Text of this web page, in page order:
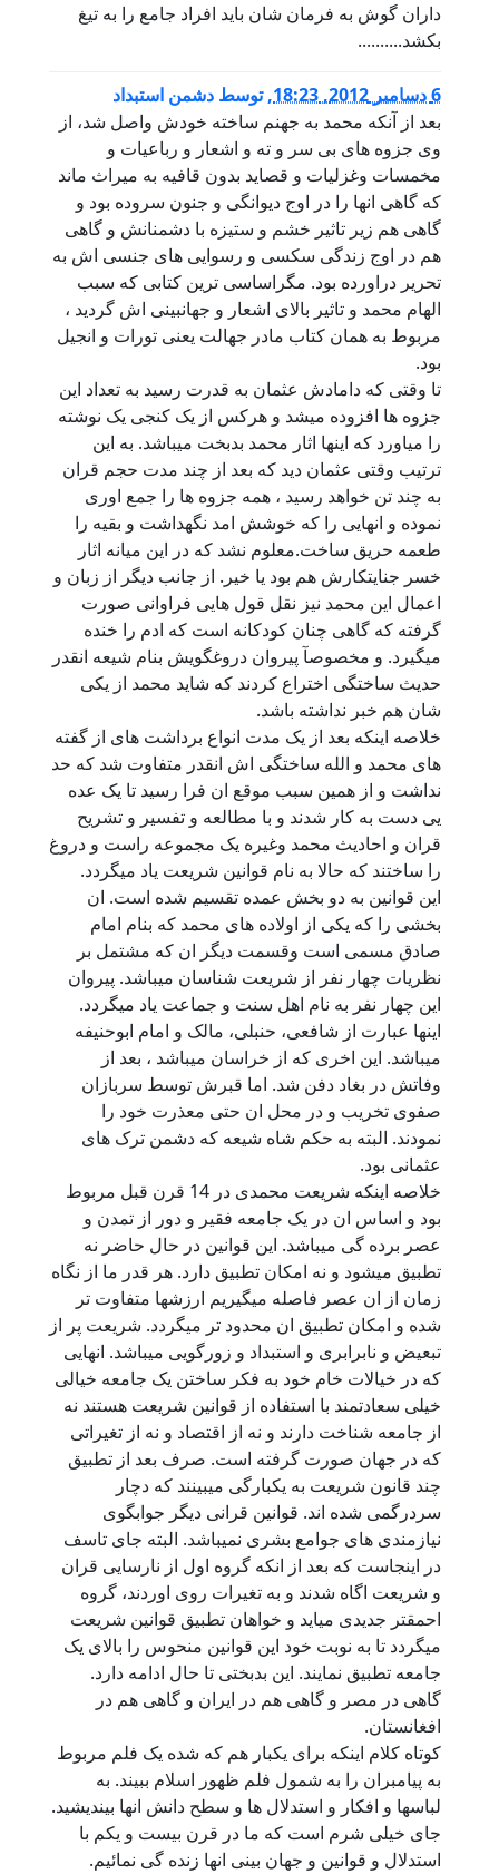
داران گوش به فرمان شان باید افراد جامع را به تیغ
بکشد..........
6 دسامبر 2012, 18:23 ,توسط دشمن استبداد
بعد از آنکه محمد به جهنم ساخته خودش واصل شد، از
وی جزوه های بی سر و ته و اشعار و رباعیات و
مخمسات وغزلیات و قصاید بدون قافیه به میراث ماند
که گاهی انها را در اوج دیوانگی و جنون سروده بود و
گاهی هم زیر تاثیر خشم و ستیزه با دشمنانش و گاهی
هم در اوج زندگی سکسی و رسوایی های جنسی اش به
تحریر دراورده بود. مگراساسی ترین کتابی که سبب
الهام محمد و تاثیر بالای اشعار و جهانبینی اش گردید ،
مربوط به همان کتاب مادر جهالت یعنی تورات و انجیل
بود.
تا وقتی که دامادش عثمان به قدرت رسید به تعداد این
جزوه ها افزوده میشد و هرکس از یک کنجی یک نوشته
را میاورد که اینها اثار محمد بدبخت میباشد. به این
ترتیب وقتی عثمان دید که بعد از چند مدت حجم قران
به چند تن خواهد رسید ، همه جزوه ها را جمع اوری
نموده و انهایی را که خوشش امد نگهداشت و بقیه را
طعمه حریق ساخت.معلوم نشد که در این میانه اثار
خسر جنایتکارش هم بود یا خیر. از جانب دیگر از زبان و
اعمال این محمد نیز نقل قول هایی فراوانی صورت
گرفته که گاهی چنان کودکانه است که ادم را خنده
میگیرد. و مخصوصآ پیروان دروغگویش بنام شیعه انقدر
حدیث ساختگی اختراع کردند که شاید محمد از یکی
شان هم خبر نداشته باشد.
خلاصه اینکه بعد از یک مدت انواع برداشت های از گفته
های محمد و الله ساختگی اش انقدر متفاوت شد که حد
نداشت و از همین سبب موقع ان فرا رسید تا یک عده
یی دست به کار شدند و با مطالعه و تفسیر و تشریح
قران و احادیث محمد وغیره یک مجموعه راست و دروغ
را ساختند که حالا به نام قوانین شریعت یاد میگردد.
این قوانین به دو بخش عمده تقسیم شده است. ان
بخشی را که یکی از اولاده های محمد که بنام امام
صادق مسمی است وقسمت دیگر ان که مشتمل بر
نظریات چهار نفر از شریعت شناسان میباشد. پیروان
این چهار نفر به نام اهل سنت و جماعت یاد میگردد.
اینها عبارت از شافعی، حنبلی، مالک و امام ابوحنیفه
میباشد. این اخری که از خراسان میباشد ، بعد از
وفاتش در بغاد دفن شد. اما قبرش توسط سربازان
صفوی تخریب و در محل ان حتی معذرت خود را
نمودند. البته به حکم شاه شیعه که دشمن ترک های
عثمانی بود.
خلاصه اینکه شریعت محمدی در 14 قرن قبل مربوط
بود و اساس ان در یک جامعه فقیر و دور از تمدن و
عصر برده گی میباشد. این قوانین در حال حاضر نه
تطبیق میشود و نه امکان تطبیق دارد. هر قدر ما از نگاه
زمان از ان عصر فاصله میگیریم ارزشها متفاوت تر
شده و امکان تطبیق ان محدود تر میگردد. شریعت پر از
تبعیض و نابرابری و استبداد و زورگویی میباشد. انهایی
که در خیالات خام خود به فکر ساختن یک جامعه خیالی
خیلی سعادتمند با استفاده از قوانین شریعت هستند نه
از جامعه شناخت دارند و نه از اقتصاد و نه از تغیراتی
که در جهان صورت گرفته است. صرف بعد از تطبیق
چند قانون شریعت به یکبارگی میبینند که دچار
سردرگمی شده اند. قوانین قرانی دیگر جوابگوی
نیازمندی های جوامع بشری نمیباشد. البته جای تاسف
در اینجاست که بعد از انکه گروه اول از نارسایی قران
و شریعت اگاه شدند و به تغیرات روی اوردند، گروه
احمقتر جدیدی میاید و خواهان تطبیق قوانین شریعت
میگردد تا به نوبت خود این قوانین منحوس را بالای یک
جامعه تطبیق نمایند. این بدبختی تا حال ادامه دارد.
گاهی در مصر و گاهی هم در ایران و گاهی هم در
افغانستان.
کوتاه کلام اینکه برای یکبار هم که شده یک فلم مربوط
به پیامبران را به شمول فلم ظهور اسلام ببیند. به
لباسها و افکار و استدلال ها و سطح دانش انها بیندیشید.
جای خیلی شرم است که ما در قرن بیست و یکم با
استدلال و قوانین و جهان بینی انها زنده گی نمائیم.